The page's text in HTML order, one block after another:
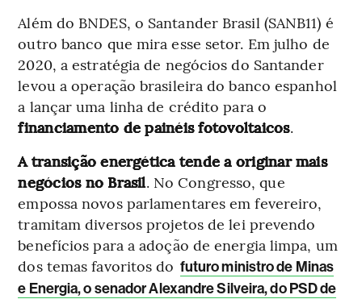
Além do BNDES, o Santander Brasil (SANB11) é
outro banco que mira esse setor. Em julho de
2020, a estratégia de negócios do Santander
levou a operação brasileira do banco espanhol
a lançar uma linha de crédito para o
financiamento de painéis fotovoltaicos.
A transição energética tende a originar mais
negócios no Brasil. No Congresso, que
empossa novos parlamentares em fevereiro,
tramitam diversos projetos de lei prevendo
benefícios para a adoção de energia limpa, um
dos temas favoritos do futuro ministro de Minas
e Energia, o senador Alexandre Silveira, do PSD de